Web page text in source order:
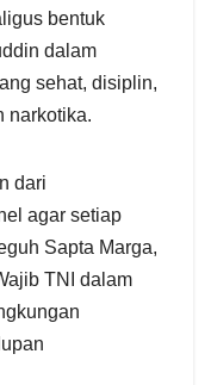
bentuk
dalam
sehat, disiplin,
narkotika.
dari
agar setiap
Sapta Marga,
TNI dalam